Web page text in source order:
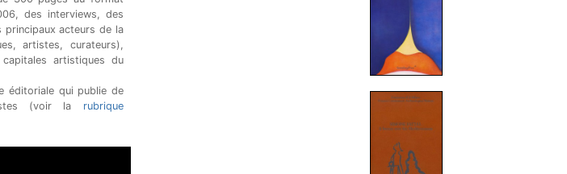
des interviews, des
acteurs de la
artistes, curateurs),
artistiques du
éditoriale qui publie de
(voir la rubrique